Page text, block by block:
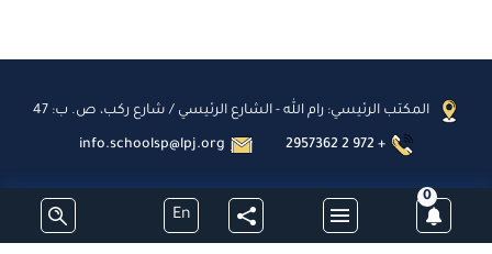
0
En
المكتب الرئيسي: رام الله - الشارع الرئيسي / شارع ركب، ص. ب: 47
2957362 2 972 +
info.schoolsp@lpj.org